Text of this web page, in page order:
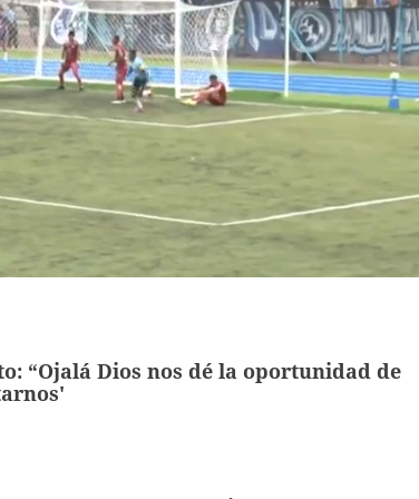
“Ojalá Dios nos dé la oportunidad de